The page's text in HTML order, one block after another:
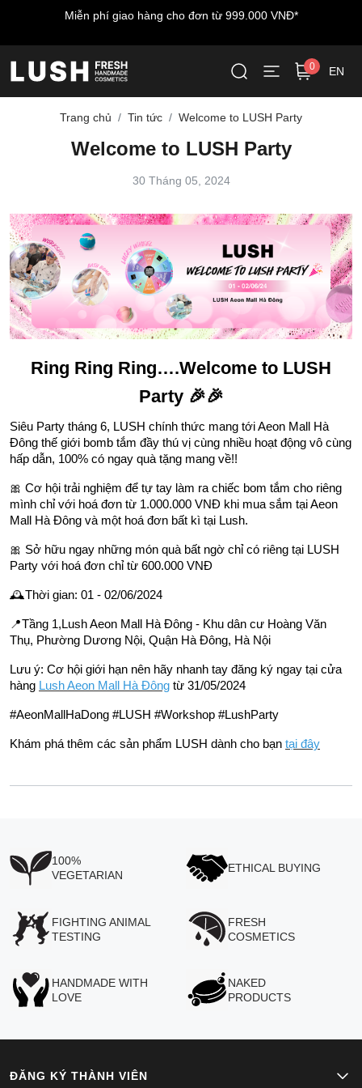
Miễn phí giao hàng cho đơn từ 999.000 VNĐ*
0 EN
Trang chủ Tin tức Welcome to LUSH Party
Welcome to LUSH Party
30 Tháng 05, 2024
Ring Ring Ring….Welcome to LUSH
Party 🎉🎉
Siêu Party tháng 6, LUSH chính thức mang tới Aeon Mall Hà
Đông thế giới bomb tắm đầy thú vị cùng nhiều hoạt động vô cùng
hấp dẫn, 100% có ngay quà tặng mang về!!
🎀 Cơ hội trải nghiệm để tự tay làm ra chiếc bom tắm cho riêng
mình chỉ với hoá đơn từ 1.000.000 VNĐ khi mua sắm tại Aeon
Mall Hà Đông và một hoá đơn bất kì tại Lush.
🎀 Sở hữu ngay những món quà bất ngờ chỉ có riêng tại LUSH
Party với hoá đơn chỉ từ 600.000 VNĐ
🕰Thời gian: 01 - 02/06/2024
📍Tầng 1,Lush Aeon Mall Hà Đông - Khu dân cư Hoàng Văn
Thụ, Phường Dương Nội, Quận Hà Đông, Hà Nội
Lưu ý: Cơ hội giới hạn nên hãy nhanh tay đăng ký ngay tại cửa
hàng Lush Aeon Mall Hà Đông từ 31/05/2024
#AeonMallHaDong #LUSH #Workshop #LushParty
Khám phá thêm các sản phẩm LUSH dành cho bạn tại đây
100%
VEGETARIAN
ETHICAL BUYING
FIGHTING ANIMAL
TESTING
FRESH
COSMETICS
HANDMADE WITH
LOVE
NAKED
PRODUCTS
ĐĂNG KÝ THÀNH VIÊN